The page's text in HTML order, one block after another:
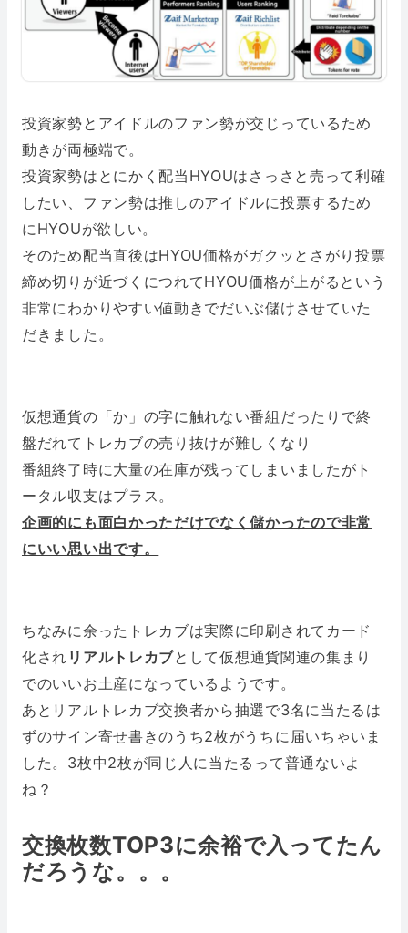
投資家勢とアイドルのファン勢が交じっているため
動きが両極端で。
投資家勢はとにかく配当HYOUはさっさと売って利確
したい、ファン勢は推しのアイドルに投票するため
にHYOUが欲しい。
そのため配当直後はHYOU価格がガクッとさがり投票
締め切りが近づくにつれてHYOU価格が上がるという
非常にわかりやすい値動きでだいぶ儲けさせていた
だきました。
仮想通貨の「か」の字に触れない番組だったりで終
盤だれてトレカブの売り抜けが難しくなり
番組終了時に大量の在庫が残ってしまいましたがト
ータル収支はプラス。
企画的にも面白かっただけでなく儲かったので非常
にいい思い出です。
ちなみに余ったトレカブは実際に印刷されてカード
化され リアルトレカブとして仮想通貨関連の集まり
でのいいお土産になっているようです。
あとリアルトレカブ交換者から抽選で3名に当たるは
ずのサイン寄せ書きのうち2枚がうちに届いちゃいま
した。3枚中2枚が同じ人に当たるって普通ないよ
ね？
交換枚数TOP3に余裕で入ってたん
だろうな。。。